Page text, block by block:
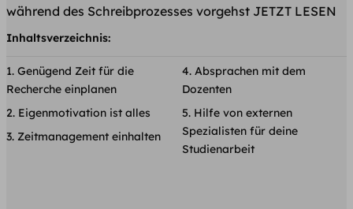
während des Schreibprozesses vorgehst JETZT LESEN
Inhaltsverzeichnis:
Genügend Zeit für die
Recherche einplanen
Eigenmotivation ist alles
Zeitmanagement einhalten
Absprachen mit dem
Dozenten
Hilfe von externen
Spezialisten für deine
Studienarbeit